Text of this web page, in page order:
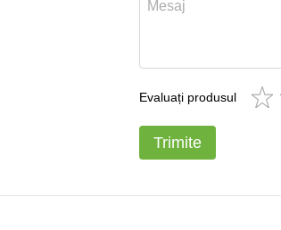
Evaluați produsul
Trimite